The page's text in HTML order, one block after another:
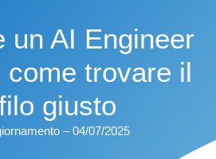
un AI Engineer
come trovare il
giusto
– 04/07/2025